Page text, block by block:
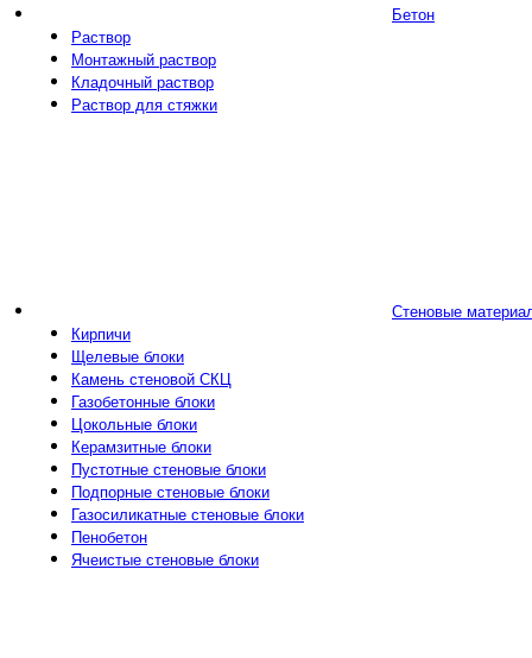
Бетон
Раствор
Монтажный раствор
Кладочный раствор
Раствор для стяжки
Стеновые
Кирпичи
Щелевые блоки
Камень стеновой СКЦ
Газобетонные блоки
Цокольные блоки
Керамзитные блоки
Пустотные стеновые блоки
Подпорные стеновые блоки
Газосиликатные стеновые блоки
Пенобетон
Ячеистые стеновые блоки